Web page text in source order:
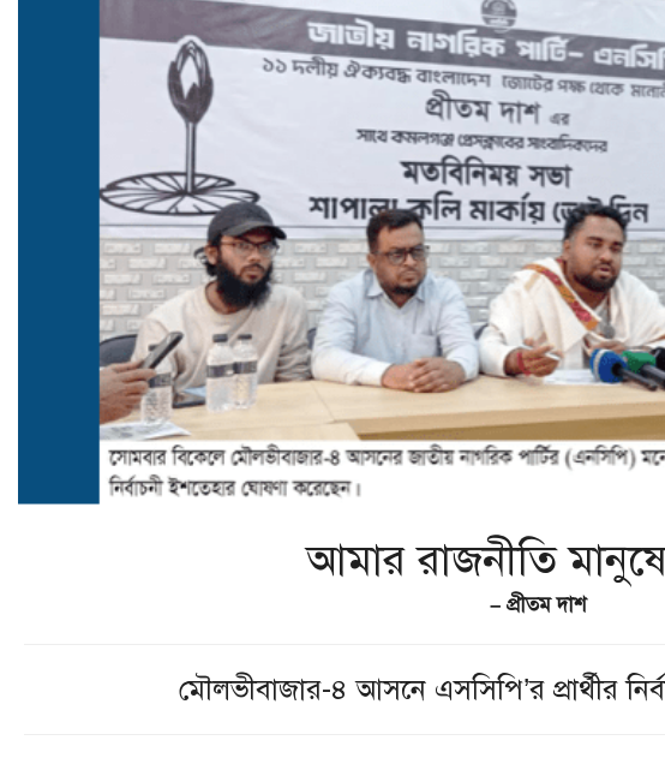
আমার রাজনীতি
– প্রীতম দাশ
মৌলভীবাজার-৪ আসনে এসসিপি’র প্রার্থীর